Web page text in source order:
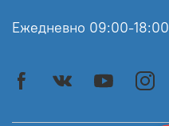
Ежедневно 09:00-18:00